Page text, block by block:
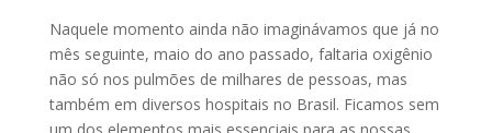
Naquele momento ainda não imaginávamos que já no
mês seguinte, maio do ano passado, faltaria oxigênio
não só nos pulmões de milhares de pessoas, mas
também em diversos hospitais no Brasil. Ficamos sem